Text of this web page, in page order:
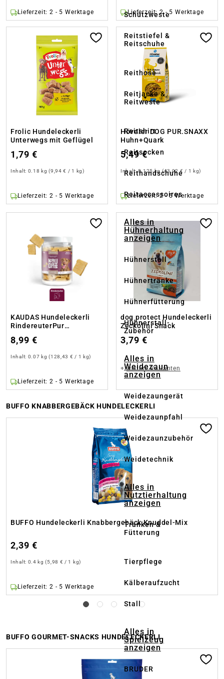
Schutzweste
Reitstiefel &
Reitschuhe
Reithose
Reitjacke &
Reitweste
Reitshirt
Reitsocken
Reithandschuhe
Reitaccessoires
Alles in
Hühnerhaltung
anzeigen
Hühnerstall
Hühnertränke
Hühnerfütterung
Hühnerstall-
Zubehör
Alles in
Weidezaun
anzeigen
Weidezaungerät
Weidezaunpfahl
Weidezaunzubehör
Weidetechnik
Alles in
Nutztierhaltung
anzeigen
Tränken &
Fütterung
Tierpflege
Kälberaufzucht
Stall
Alles in
Spielzeug
anzeigen
BRUDER
Lieferzeit: 2 - 5 Werktage Lieferzeit: 2 - 5 Werktage
Frolic Hundeleckerli
Unterwegs mit Geflügel
1,79 €
Inhalt: 0.18 kg(9,94 € / 1 kg)
Lieferzeit: 2 - 5 Werktage
Höveler DOG PUR.SNAXX
Huhn+Quark
5,49 €
Inhalt:0.125 kg(43,92 € / 1 kg)
Lieferzeit: 2 - 5 Werktage
KAUDAS Hundeleckerli
RindereuterPur
8,99 €
Inhalt: 0.07 kg(128,43 € / 1 kg)
Lieferzeit: 2 - 5 Werktage
dog protect Hundeleckerli
Zeckolini Snack
3,79 €
+weitere Varianten
BUFFO KNABBERGEBÄCK HUNDELECKERLI
BUFFO Hundeleckerli Knabbergebäck Knuddel-Mix
2,39 €
Inhalt: 0.4 kg(5,98 € / 1 kg)
Lieferzeit: 2 - 5 Werktage
BUFFO GOURMET-SNACKS HUNDELECKERLI